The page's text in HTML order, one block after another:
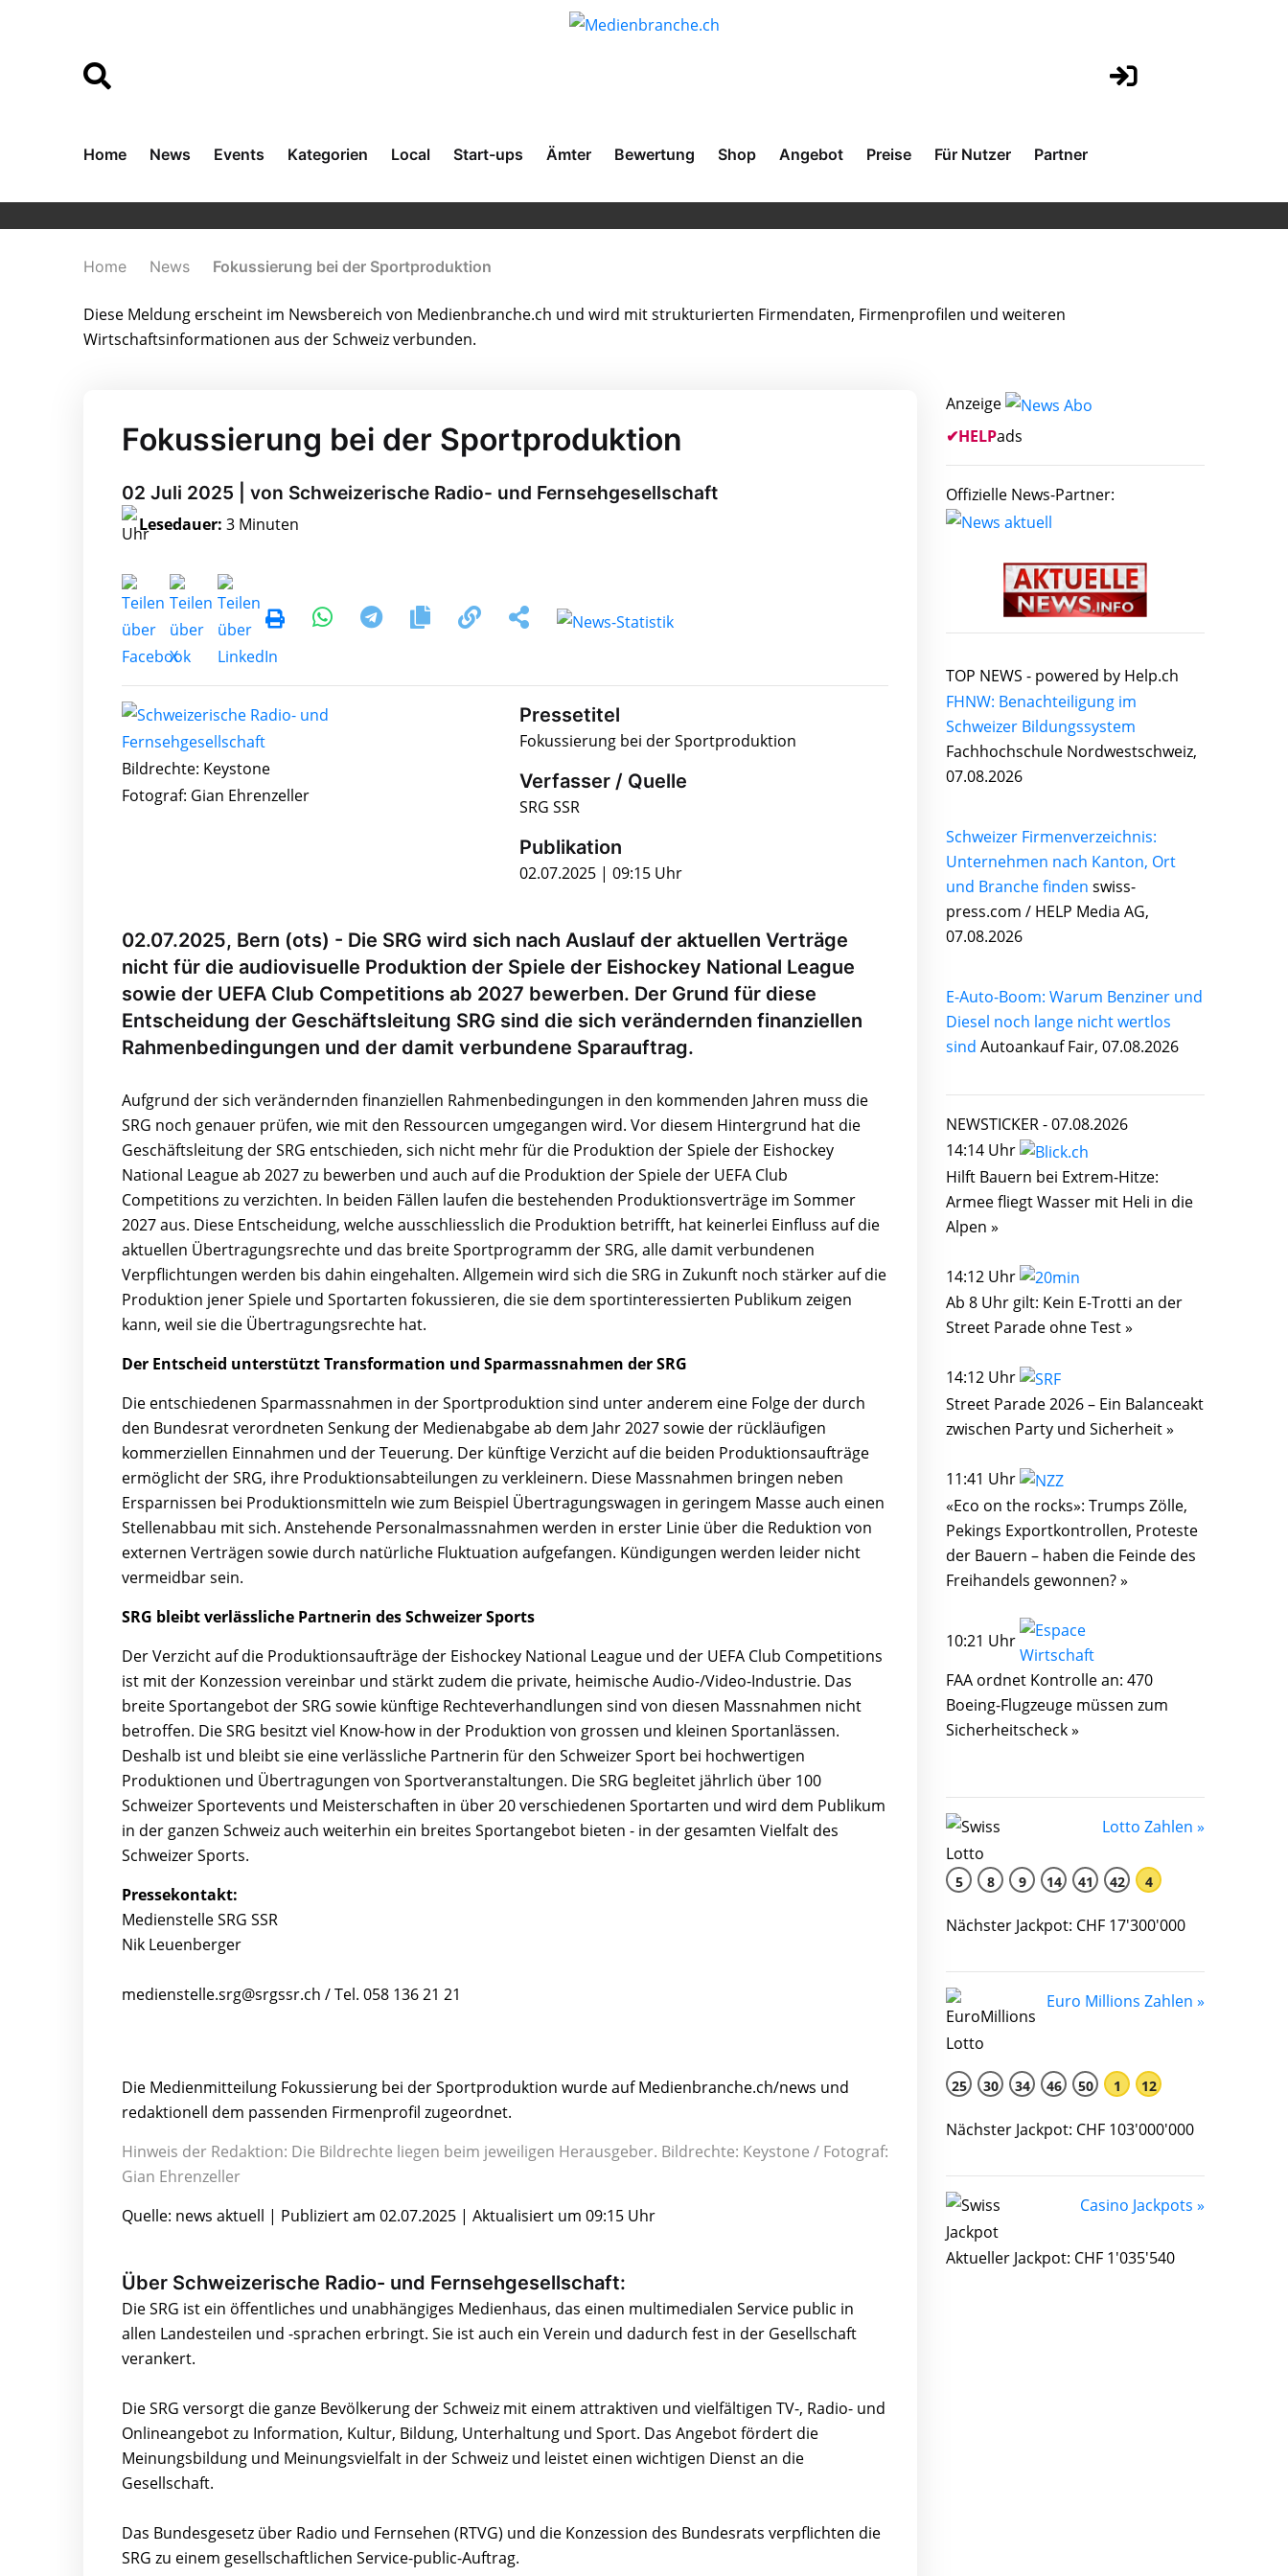
Home News Events Kategorien Local Start-ups Ämter Bewertung Shop Angebot Preise Für Nutzer Partner
Home News Fokussierung bei der Sportproduktion
Diese Meldung erscheint im Newsbereich von Medienbranche.ch und wird mit strukturierten Firmendaten, Firmenprofilen und weiteren
Wirtschaftsinformationen aus der Schweiz verbunden.
Fokussierung bei der Sportproduktion
02 Juli 2025 | von Schweizerische Radio- und Fernsehgesellschaft
Lesedauer: 3 Minuten
Bildrechte: Keystone
Fotograf: Gian Ehrenzeller
Pressetitel
Fokussierung bei der Sportproduktion
Verfasser / Quelle
SRG SSR
Publikation
02.07.2025 | 09:15 Uhr
02.07.2025, Bern (ots) - Die SRG wird sich nach Auslauf der aktuellen Verträge
nicht für die audiovisuelle Produktion der Spiele der Eishockey National League
sowie der UEFA Club Competitions ab 2027 bewerben. Der Grund für diese
Entscheidung der Geschäftsleitung SRG sind die sich verändernden finanziellen
Rahmenbedingungen und der damit verbundene Sparauftrag.
Aufgrund der sich verändernden finanziellen Rahmenbedingungen in den kommenden Jahren muss die
SRG noch genauer prüfen, wie mit den Ressourcen umgegangen wird. Vor diesem Hintergrund hat die
Geschäftsleitung der SRG entschieden, sich nicht mehr für die Produktion der Spiele der Eishockey
National League ab 2027 zu bewerben und auch auf die Produktion der Spiele der UEFA Club
Competitions zu verzichten. In beiden Fällen laufen die bestehenden Produktionsverträge im Sommer
2027 aus. Diese Entscheidung, welche ausschliesslich die Produktion betrifft, hat keinerlei Einfluss auf die
aktuellen Übertragungsrechte und das breite Sportprogramm der SRG, alle damit verbundenen
Verpflichtungen werden bis dahin eingehalten. Allgemein wird sich die SRG in Zukunft noch stärker auf die
Produktion jener Spiele und Sportarten fokussieren, die sie dem sportinteressierten Publikum zeigen
kann, weil sie die Übertragungsrechte hat.
Der Entscheid unterstützt Transformation und Sparmassnahmen der SRG
Die entschiedenen Sparmassnahmen in der Sportproduktion sind unter anderem eine Folge der durch
den Bundesrat verordneten Senkung der Medienabgabe ab dem Jahr 2027 sowie der rückläufigen
kommerziellen Einnahmen und der Teuerung. Der künftige Verzicht auf die beiden Produktionsaufträge
ermöglicht der SRG, ihre Produktionsabteilungen zu verkleinern. Diese Massnahmen bringen neben
Ersparnissen bei Produktionsmitteln wie zum Beispiel Übertragungswagen in geringem Masse auch einen
Stellenabbau mit sich. Anstehende Personalmassnahmen werden in erster Linie über die Reduktion von
externen Verträgen sowie durch natürliche Fluktuation aufgefangen. Kündigungen werden leider nicht
vermeidbar sein.
SRG bleibt verlässliche Partnerin des Schweizer Sports
Der Verzicht auf die Produktionsaufträge der Eishockey National League und der UEFA Club Competitions
ist mit der Konzession vereinbar und stärkt zudem die private, heimische Audio-/Video-Industrie. Das
breite Sportangebot der SRG sowie künftige Rechteverhandlungen sind von diesen Massnahmen nicht
betroffen. Die SRG besitzt viel Know-how in der Produktion von grossen und kleinen Sportanlässen.
Deshalb ist und bleibt sie eine verlässliche Partnerin für den Schweizer Sport bei hochwertigen
Produktionen und Übertragungen von Sportveranstaltungen. Die SRG begleitet jährlich über 100
Schweizer Sportevents und Meisterschaften in über 20 verschiedenen Sportarten und wird dem Publikum
in der ganzen Schweiz auch weiterhin ein breites Sportangebot bieten - in der gesamten Vielfalt des
Schweizer Sports.
Pressekontakt:
Medienstelle SRG SSR
Nik Leuenberger
medienstelle.srg@srgssr.ch / Tel. 058 136 21 21
Die Medienmitteilung Fokussierung bei der Sportproduktion wurde auf Medienbranche.ch/news und
redaktionell dem passenden Firmenprofil zugeordnet.
Hinweis der Redaktion: Die Bildrechte liegen beim jeweiligen Herausgeber. Bildrechte: Keystone / Fotograf:
Gian Ehrenzeller
Quelle: news aktuell | Publiziert am 02.07.2025 | Aktualisiert um 09:15 Uhr
Über Schweizerische Radio- und Fernsehgesellschaft:
Die SRG ist ein öffentliches und unabhängiges Medienhaus, das einen multimedialen Service public in
allen Landesteilen und -sprachen erbringt. Sie ist auch ein Verein und dadurch fest in der Gesellschaft
verankert.
Die SRG versorgt die ganze Bevölkerung der Schweiz mit einem attraktiven und vielfältigen TV-, Radio- und
Onlineangebot zu Information, Kultur, Bildung, Unterhaltung und Sport. Das Angebot fördert die
Meinungsbildung und Meinungsvielfalt in der Schweiz und leistet einen wichtigen Dienst an die
Gesellschaft.
Das Bundesgesetz über Radio und Fernsehen (RTVG) und die Konzession des Bundesrats verpflichten die
SRG zu einem gesellschaftlichen Service-public-Auftrag.
Anzeige
✔HELPads
Offizielle News-Partner:
TOP NEWS - powered by Help.ch
FHNW: Benachteiligung im
Schweizer Bildungssystem
Fachhochschule Nordwestschweiz,
07.08.2026
Schweizer Firmenverzeichnis:
Unternehmen nach Kanton, Ort
und Branche finden swiss-
press.com / HELP Media AG,
07.08.2026
E-Auto-Boom: Warum Benziner und
Diesel noch lange nicht wertlos
sind Autoankauf Fair, 07.08.2026
NEWSTICKER -07.08.2026
14:14 Uhr
Hilft Bauern bei Extrem-Hitze:
Armee fliegt Wasser mit Heli in die
Alpen »
14:12 Uhr
Ab 8 Uhr gilt: Kein E-Trotti an der
Street Parade ohne Test »
14:12 Uhr
Street Parade 2026 – Ein Balanceakt
zwischen Party und Sicherheit »
11:41 Uhr
«Eco on the rocks»: Trumps Zölle,
Pekings Exportkontrollen, Proteste
der Bauern – haben die Feinde des
Freihandels gewonnen? »
10:21 Uhr
FAA ordnet Kontrolle an: 470
Boeing-Flugzeuge müssen zum
Sicherheitscheck »
Lotto Zahlen »
5 8 9 14 41 42 4
Nächster Jackpot: CHF 17'300'000
Euro Millions Zahlen »
25 30 34 46 50 1 12
Nächster Jackpot: CHF 103'000'000
Casino Jackpots »
Aktueller Jackpot: CHF 1'035'540